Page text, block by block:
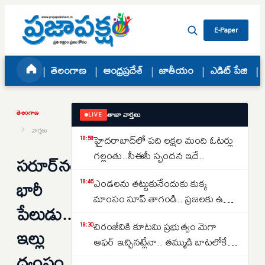
Skip to content
E-Paper
తెలంగాణ ఆంధ్రప్రదేశ్ జాతీయం ఎడిట్ పేజి
తెలంగాణ
› వార్తలు
సరూర్‌నగర్‌లో
భారీ
పేలుడు..
ఇల్లు
LIVE తాజా వార్తలు
18:58హైదరాబాద్‌లో పది లక్షల మంది ఓటర్లు
గల్లంతు..సీఈసీ స్పందన ఇదే..
18:46ఎండలను తట్టుకునేందుకు కుక్క
మాంసం సూప్ తాగండి.. ప్రజలకు ఉత్తర
18:30చిరంజీవికి కూటమి ప్రభుత్వం మెగా
ఆఫర్ ఇచ్చినట్లేనా.. తమ్ముడి బాటలోకే